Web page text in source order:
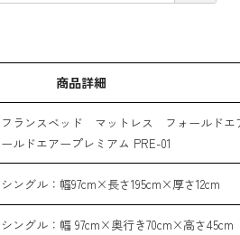
商品詳細
フランスベッド マットレス フォールド
ールドエアープレミアム PRE-01
シングル：幅97cm×長さ195cm×厚さ12cm
シングル：幅 97cm×奥行き70cm×高さ